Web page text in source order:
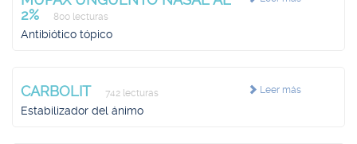
2%
800 lecturas
Antibiótico tópico
Leer más
CARBOLIT 742 lecturas
Estabilizador del ánimo